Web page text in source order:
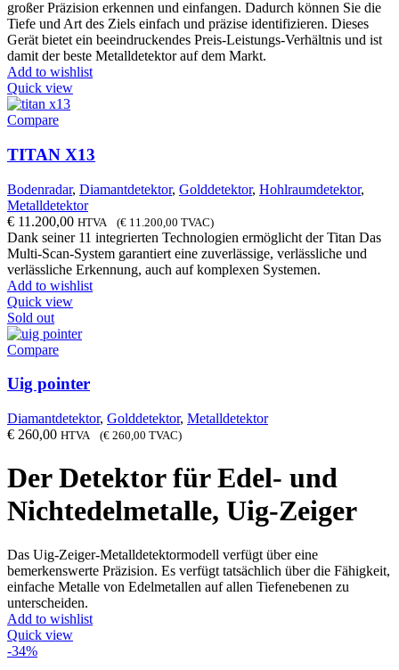
großer Präzision erkennen und einfangen. Dadurch können Sie die
Tiefe und Art des Ziels einfach und präzise identifizieren. Dieses
Gerät bietet ein beeindruckendes Preis-Leistungs-Verhältnis und ist
damit der beste Metalldetektor auf dem Markt.
Add to wishlist
Quick view
Compare
TITAN X13
Bodenradar, Diamantdetektor, Golddetektor, Hohlraumdetektor,
Metalldetektor
€ 11.200,00 HTVA (€ 11.200,00 TVAC)
Dank seiner 11 integrierten Technologien ermöglicht der Titan Das
Multi-Scan-System garantiert eine zuverlässige, verlässliche und
verlässliche Erkennung, auch auf komplexen Systemen.
Add to wishlist
Quick view
Sold out
Compare
Uig pointer
Diamantdetektor, Golddetektor, Metalldetektor
€ 260,00 HTVA (€ 260,00 TVAC)
Der Detektor für Edel- und
Nichtedelmetalle, Uig-Zeiger
Das Uig-Zeiger-Metalldetektormodell verfügt über eine
bemerkenswerte Präzision. Es verfügt tatsächlich über die Fähigkeit,
einfache Metalle von Edelmetallen auf allen Tiefenebenen zu
unterscheiden.
Add to wishlist
Quick view
-34%